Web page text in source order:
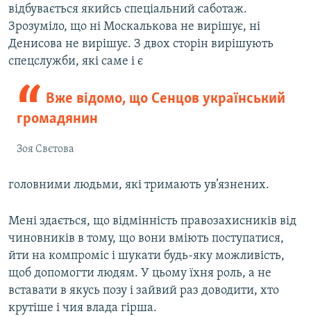
відбувається якийсь спеціальний саботаж.
Зрозуміло, що ні Москалькова не вирішує, ні
Денисова не вирішує. З двох сторін вирішують
спецслужби, які саме і є
Вже відомо, що Сенцов український
громадянин
Зоя Свєтова
головними людьми, які тримають ув’язнених.
Мені здається, що відмінність правозахисників від
чиновників в тому, що вони вміють поступатися,
йти на компроміс і шукати будь-яку можливість,
щоб допомогти людям. У цьому їхня роль, а не
вставати в якусь позу і зайвий раз доводити, хто
крутіше і чия влада гірша.